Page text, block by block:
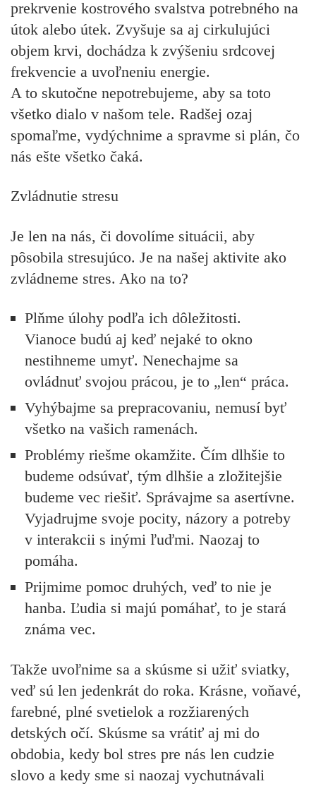
prekrvenie kostrového svalstva potrebného na
útok alebo útek. Zvyšuje sa aj cirkulujúci
objem krvi, dochádza k zvýšeniu srdcovej
frekvencie a uvoľneniu energie.
A to skutočne nepotrebujeme, aby sa toto
všetko dialo v našom tele. Radšej ozaj
spomaľme, vydýchnime a spravme si plán, čo
nás ešte všetko čaká.
Zvládnutie stresu
Je len na nás, či dovolíme situácii, aby
pôsobila stresujúco. Je na našej aktivite ako
zvládneme stres. Ako na to?
Plňme úlohy podľa ich dôležitosti.
Vianoce budú aj keď nejaké to okno
nestihneme umyť. Nenechajme sa
ovládnuť svojou prácou, je to „len“ práca.
Vyhýbajme sa prepracovaniu, nemusí byť
všetko na vašich ramenách.
Problémy riešme okamžite. Čím dlhšie to
budeme odsúvať, tým dlhšie a zložitejšie
budeme vec riešiť. Správajme sa asertívne.
Vyjadrujme svoje pocity, názory a potreby
v interakcii s inými ľuďmi. Naozaj to
pomáha.
Prijmime pomoc druhých, veď to nie je
hanba. Ľudia si majú pomáhať, to je stará
známa vec.
Takže uvoľnime sa a skúsme si užiť sviatky,
veď sú len jedenkrát do roka. Krásne, voňavé,
farebné, plné svetielok a rozžiarených
detských očí. Skúsme sa vrátiť aj mi do
obdobia, kedy bol stres pre nás len cudzie
slovo a kedy sme si naozaj vychutnávali